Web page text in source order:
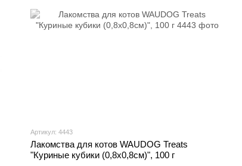
Артикул: 4443
Лакомства для котов WAUDOG Treats
"Куриные кубики (0,8x0,8см)", 100 г